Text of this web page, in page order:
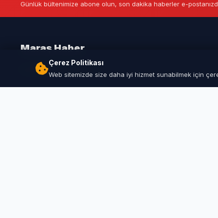
Günlük bültenimize abone olun, son dakika haberler e-
Maraş Haber
Kahramanmaraş Haberleri
Çerez Politikası
Web sitemizde size daha iyi hizmet sunabilmek için